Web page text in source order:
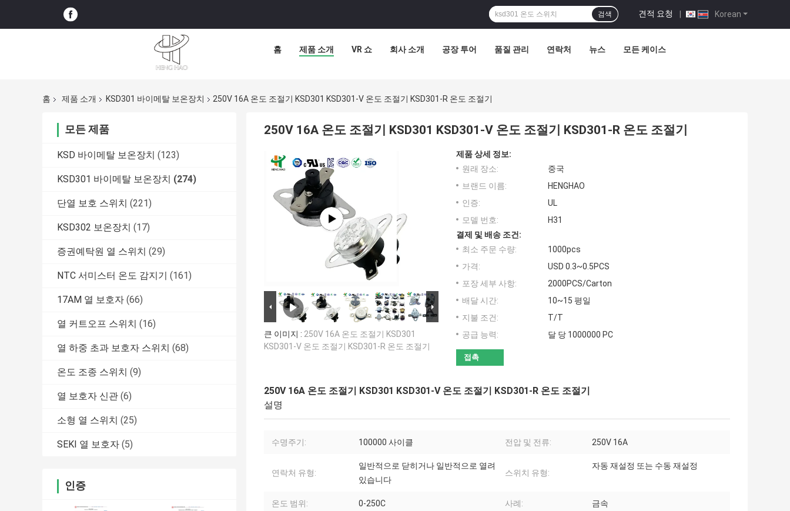
Korean
견적 요청 |
검색
홈 제품 소개 VR 쇼 회사 소개 공장 투어 품질 관리 연락처 뉴스 모든 케이스
홈 제품 소개 KSD301 바이메탈 보온장치 250V 16A 온도 조절기 KSD301 KSD301-V 온도 조절기 KSD301-R 온도 조절기
모든 제품
KSD 바이메탈 보온장치 (123)
KSD301 바이메탈 보온장치 (274)
단열 보호 스위치 (221)
KSD302 보온장치 (17)
증권예탁원 열 스위치 (29)
NTC 서미스터 온도 감지기 (161)
17AM 열 보호자 (66)
열 커트오프 스위치 (16)
열 하중 초과 보호자 스위치 (68)
온도 조종 스위치 (9)
열 보호자 신관 (6)
소형 열 스위치 (25)
SEKI 열 보호자 (5)
인증
250V 16A 온도 조절기 KSD301 KSD301-V 온도 조절기 KSD301-R 온도 조절기
큰 이미지 : 250V 16A 온도 조절기 KSD301
KSD301-V 온도 조절기 KSD301-R 온도 조절기
제품 상세 정보:
원래 장소:
중국
브랜드 이름:
HENGHAO
인증:
UL
모델 번호:
H31
결제 및 배송 조건:
최소 주문 수량:
1000pcs
가격:
USD 0.3~0.5PCS
포장 세부 사항:
2000PCS/Carton
배달 시간:
10~15 평일
지불 조건:
T/T
공급 능력:
달 당 1000000 PC
접촉
250V 16A 온도 조절기 KSD301 KSD301-V 온도 조절기 KSD301-R 온도 조절기
설명
수명주기: 100000 사이클 전압 및 전류: 250V 16A
연락처 유형:
일반적으로 닫히거나 일반적으로 열려
있습니다
스위치 유형:
자동 재설정 또는 수동 재설정
온도 범위: 0-250C 사례: 금속